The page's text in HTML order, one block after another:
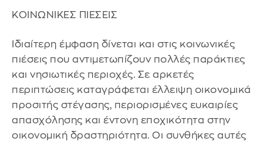
ΚΟΙΝΩΝΙΚΕΣ ΠΙΕΣΕΙΣ
Ιδιαίτερη έμφαση δίνεται και στις κοινωνικές
πιέσεις που αντιμετωπίζουν πολλές παράκτιες
και νησιωτικές περιοχές. Σε αρκετές
περιπτώσεις καταγράφεται έλλειψη οικονομικά
προσιτής στέγασης, περιορισμένες ευκαιρίες
απασχόλησης και έντονη εποχικότητα στην
οικονομική δραστηριότητα. Οι συνθήκες αυτές